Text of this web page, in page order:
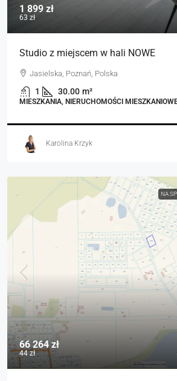
1 899 zł
63 zł
Studio z miejscem w hali NOWE
Jasielska, Poznań, Polska
1 30.00 m²
MIESZKANIA, NIERUCHOMOŚCI
Karolina Krzyk
NA
66 264 zł
44 zł